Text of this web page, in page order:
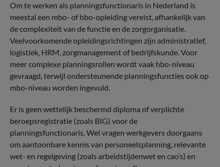
Om te werken als planningsfunctionaris in Nederland is
meestal een mbo- of hbo-opleiding vereist, afhankelijk van
de complexiteit van de functie en de zorgorganisatie.
Veelvoorkomende opleidingsrichtingen zijn administratief,
logistiek, HRM, zorgmanagement of bedrijfskunde. Voor
meer complexe planningsrollen wordt vaak hbo-niveau
gevraagd, terwijl ondersteunende planningsfuncties ook op
mbo-niveau worden ingevuld.
Er is geen wettelijk beschermd diploma of verplichte
beroepsregistratie (zoals BIG) voor de
planningsfunctionaris. Wel vragen werkgevers doorgaans
om aantoonbare kennis van personeelsplanning, relevante
wet- en regelgeving (zoals arbeidstijdenwet en cao’s) en